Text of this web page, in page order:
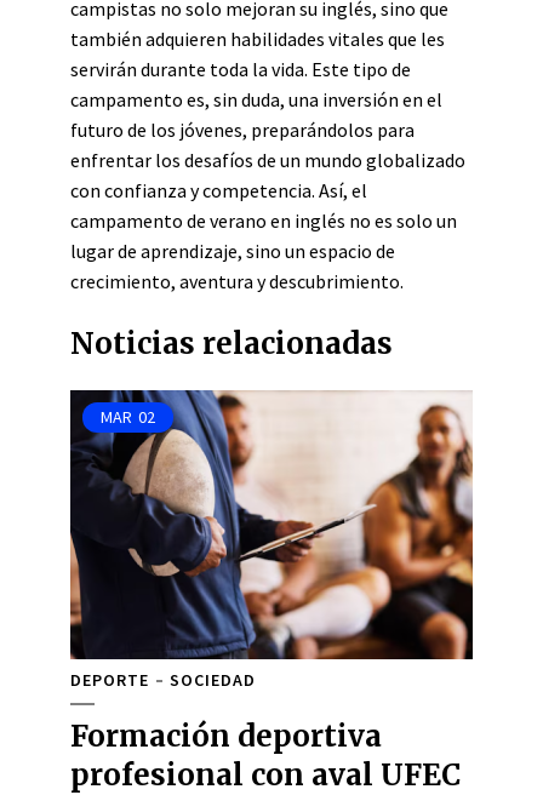
campistas no solo mejoran su inglés, sino que
también adquieren habilidades vitales que les
servirán durante toda la vida. Este tipo de
campamento es, sin duda, una inversión en el
futuro de los jóvenes, preparándolos para
enfrentar los desafíos de un mundo globalizado
con confianza y competencia. Así, el
campamento de verano en inglés no es solo un
lugar de aprendizaje, sino un espacio de
crecimiento, aventura y descubrimiento.
Noticias relacionadas
MAR 02
DEPORTE SOCIEDAD
Formación deportiva
profesional con aval UFEC